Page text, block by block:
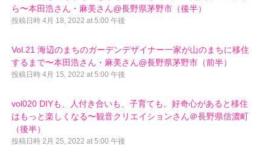
ら〜本田浩さん・麻美さん@長野県茅野市（後半）
投稿日時 4月 18, 2022 at 5:00 午後
Vol.21 海辺のまちのガーデンデザイナー一家が山のまちに移住
するまで〜本田浩さん・麻美さん@長野県茅野市（前半）
投稿日時 4月 15, 2022 at 5:00 午後
vol020 DIYも、人付き合いも、子育ても。好奇心があると移住
はもっと楽しくなる〜観音クリエイションさん＠長野県信濃町
（後半）
投稿日時 2月 25, 2022 at 5:00 午後